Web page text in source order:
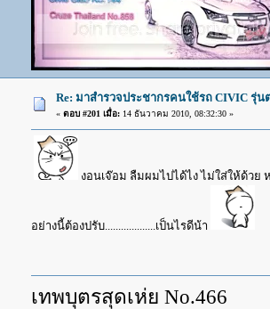
Re: มาสำรวจประชากรคนใช้รถ CIVIC รุ่น
« ตอบ #201 เมื่อ:14 ธันวาคม 2010, 08:32:30 »
งอนเจ๊อม ลืมผมไปได้ไง ไม่ใส่ให้ด้ว
อย่างนี้ต้องปรับ...................เป็นไรดีน้า
เทพบุตรสุดเห่ย No.466